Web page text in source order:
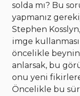
solda mı? Bu
yapmanız
Stephen
imge kullanması
öncelikle beynin
anlarsak, bu
onu yeni
Öncelikle bu